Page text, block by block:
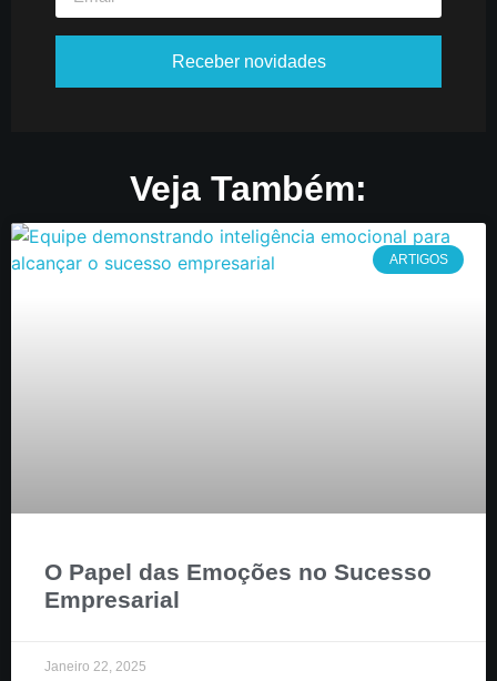
Receber novidades
Veja Também:
ARTIGOS
O Papel das Emoções no Sucesso
Empresarial
Janeiro 22, 2025